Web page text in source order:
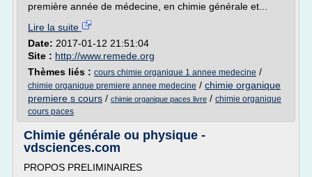
première année de médecine, en chimie générale et...
Lire la suite
Date: 2017-01-12 21:51:04
Site : http://www.remede.org
Thèmes liés : cours chimie organique 1 annee medecine /
chimie organique premiere annee medecine / chimie organique
premiere s cours / chimie organique paces livre / chimie organique
cours paces
Chimie générale ou physique -
vdsciences.com
PROPOS PRELIMINAIRES